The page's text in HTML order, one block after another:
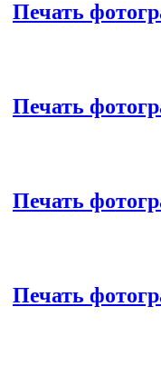
Печать
Печать
Печать
Печать